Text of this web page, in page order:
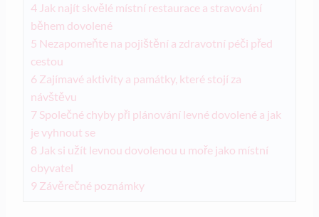
4 Jak najít skvělé místní ​restaurace a stravování
během ‌dovolené
5 Nezapomeňte na pojištění a zdravotní péči před⁣
cestou
6 Zajímavé aktivity ‌a památky, které stojí ‌za
návštěvu
7 Společné chyby při⁢ plánování levné dovolené a⁤ jak
je ⁣vyhnout se
8 Jak si užít⁢ levnou ⁤dovolenou u moře jako​ místní
obyvatel
9 Závěrečné poznámky